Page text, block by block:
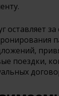
оставляет
поездки,